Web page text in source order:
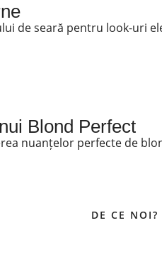
de seară pentru look-uri
Blond Perfect
nuanțelor perfecte de
DE CE NOI?